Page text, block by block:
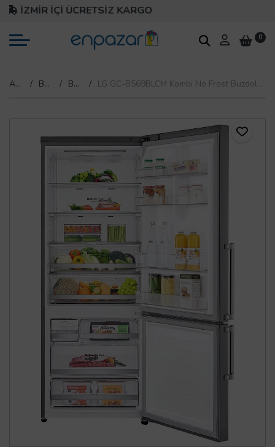
İZMİR İÇİ ÜCRETSİZ KARGO
0
Anasayfa Beyaz Eşya Buzdolabı LG GC-B569BLCM Kombi No Frost Buzdolabı